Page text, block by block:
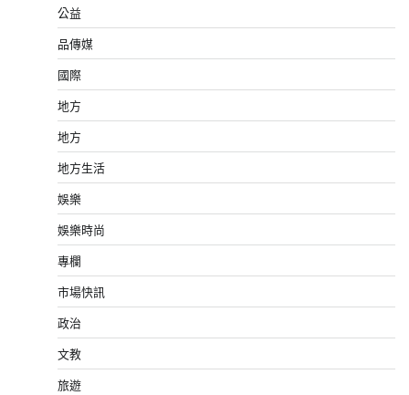
公益
品傳媒
國際
地方
地方
地方生活
娛樂
娛樂時尚
專欄
市場快訊
政治
文教
旅遊